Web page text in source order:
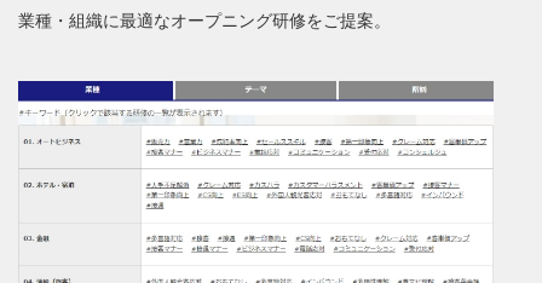
業種・組織に最適なオープニング研修をご提案。